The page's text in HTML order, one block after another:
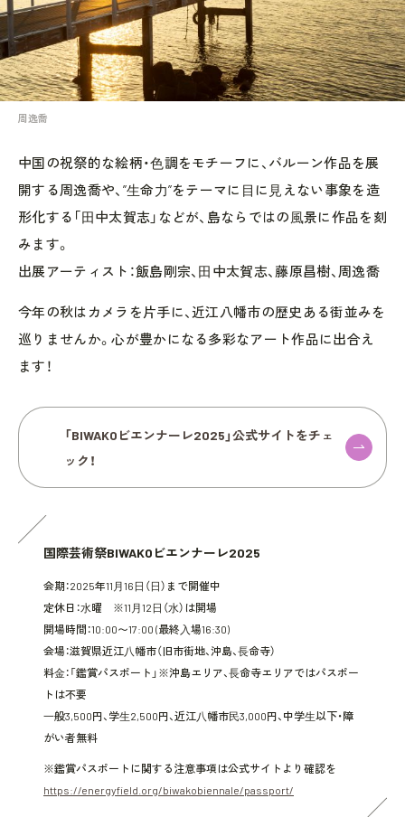
周逸喬
中国の祝祭的な絵柄・⾊調をモチーフに、バルーン作品を展
開する周逸喬や、”⽣命⼒”をテーマに⽬に⾒えない事象を造
形化する「⽥中太賀志」などが、島ならではの⾵景に作品を刻
みます。
出展アーティスト：飯島剛宗、⽥中太賀志、藤原昌樹、周逸喬
今年の秋はカメラを片手に、近江八幡市の歴史ある街並みを
巡りませんか。心が豊かになる多彩なアート作品に出合え
ます！
「BIWAKOビエンナーレ2025」公式サイトをチェ
ック！
国際芸術祭BIWAKOビエンナーレ2025
会期：2025年11⽉16⽇（⽇）まで開催中
定休日：⽔曜 ※11⽉12⽇（⽔）は開場
開場時間：10:00〜17:00 (最終⼊場16:30)
会場：滋賀県近江⼋幡市（旧市街地、沖島、⻑命寺）
料⾦：「鑑賞パスポート」※沖島エリア、⻑命寺エリアではパスポー
トは不要
⼀般3,500円、学⽣2,500円、近江⼋幡市⺠3,000円、中学⽣以下・障
がい者無料
※鑑賞パスポートに関する注意事項は公式サイトより確認を
https://energyfield.org/biwakobiennale/passport/